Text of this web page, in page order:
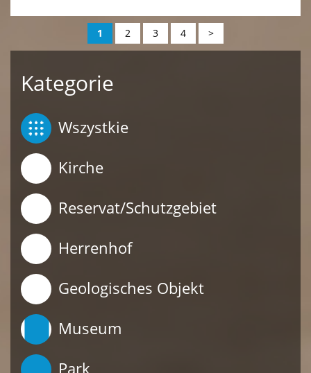
1 2 3 4 >
Kategorie
Wszystkie
Kirche
Reservat/Schutzgebiet
Herrenhof
Geologisches Objekt
Museum
Park